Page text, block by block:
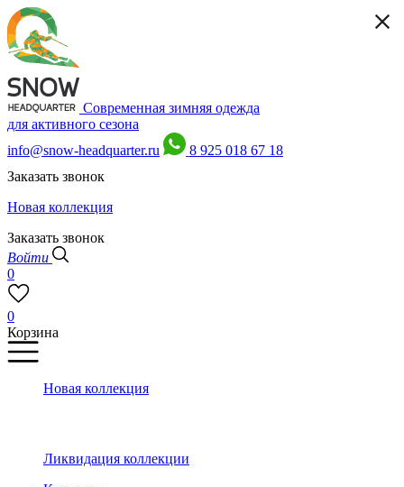
Современная зимняя одежда
для активного сезона
info@snow-headquarter.ru
8 925 018 67 18
Заказать звонок
Новая коллекция
Заказать звонок
Войти
0
0
Корзина
Новая коллекция
Ликвидация коллекции